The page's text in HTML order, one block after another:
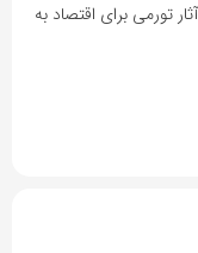
تورمی برای اقتصاد به